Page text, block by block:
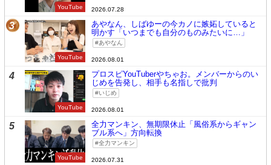
YouTube 2026.07.28
3
YouTube
あやなん、しばゆーの今カノに嫉妬していると
明かす「いつまでも自分のものみたいに…」
あやなん
2026.08.01
4
YouTube
プロスピYouTuberやちゃお。メンバーからのい
じめを告発し、相手も名指しで批判
いじめ
2026.08.01
5
YouTube
全力マンキン、無期限休止「風俗系からギャン
ブル系へ」方向転換
全力マンキン
2026.07.31